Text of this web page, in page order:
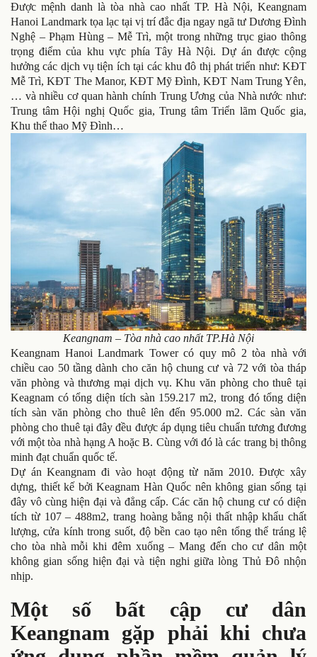
Được mệnh danh là tòa nhà cao nhất TP. Hà Nội, Keangnam
Hanoi Landmark tọa lạc tại vị trí đắc địa ngay ngã tư Dương Đình
Nghệ – Phạm Hùng – Mễ Trì, một trong những trục giao thông
trọng điểm của khu vực phía Tây Hà Nội. Dự án được cộng
hưởng các dịch vụ tiện ích tại các khu đô thị phát triển như: KĐT
Mễ Trì, KĐT The Manor, KĐT Mỹ Đình, KĐT Nam Trung Yên,
… và nhiều cơ quan hành chính Trung Ương của Nhà nước như:
Trung tâm Hội nghị Quốc gia, Trung tâm Triển lãm Quốc gia,
Khu thể thao Mỹ Đình…
Keangnam – Tòa nhà cao nhất TP.Hà Nội
Keangnam Hanoi Landmark Tower có quy mô 2 tòa nhà với
chiều cao 50 tầng dành cho căn hộ chung cư và 72 với tòa tháp
văn phòng và thương mại dịch vụ. Khu văn phòng cho thuê tại
Keagnam có tổng diện tích sàn 159.217 m2, trong đó tổng diện
tích sàn văn phòng cho thuê lên đến 95.000 m2. Các sàn văn
phòng cho thuê tại đây đều được áp dụng tiêu chuẩn tương đương
với một tòa nhà hạng A hoặc B. Cùng với đó là các trang bị thông
minh đạt chuẩn quốc tế.
Dự án Keangnam đi vào hoạt động từ năm 2010. Được xây
dựng, thiết kế bởi Keagnam Hàn Quốc nên không gian sống tại
đây vô cùng hiện đại và đẳng cấp. Các căn hộ chung cư có diện
tích từ 107 – 488m2, trang hoàng bằng nội thất nhập khẩu chất
lượng, cửa kính trong suốt, độ bền cao tạo nên tổng thể tráng lệ
cho tòa nhà mỗi khi đêm xuống – Mang đến cho cư dân một
không gian sống hiện đại và tiện nghi giữa lòng Thủ Đô nhộn
nhịp.
Một số bất cập cư dân
Keangnam gặp phải khi chưa